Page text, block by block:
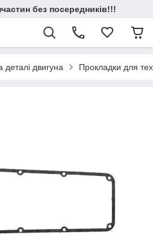
без посередників!!!
деталі двигуна Прокладки для